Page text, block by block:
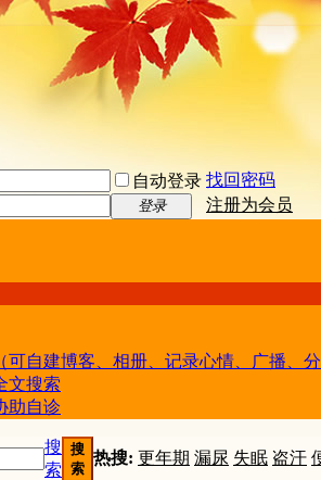
自动登录 找回密码
登录
注册为会员
可自建博客、相册、记录心情、广播、
文搜索
助自诊
搜
索
搜
索
热搜: 更年期 漏尿 失眠 盗汗